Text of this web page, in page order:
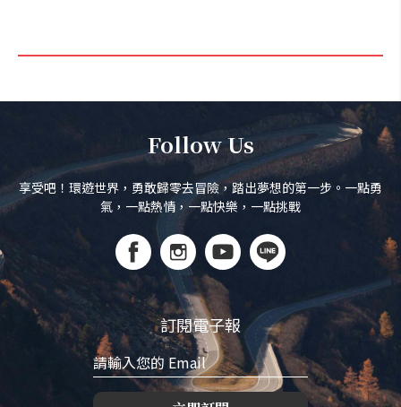
Follow Us
享受吧！環遊世界，勇敢歸零去冒險，踏出夢想的第一步。一點勇
氣，一點熱情，一點快樂，一點挑戰
訂閱電子報